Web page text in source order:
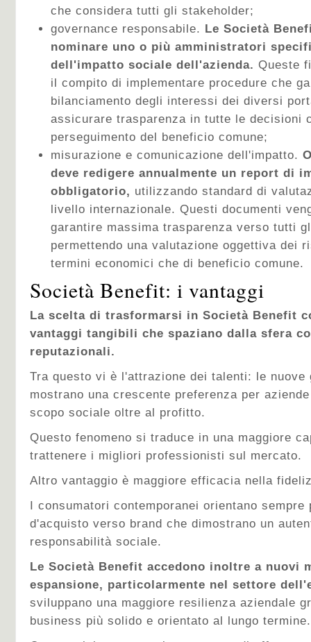
che considera tutti gli stakeholder;
governance responsabile. Le Società
nominare uno o più amministratori
dell'impatto sociale dell'azienda. Queste
il compito di implementare procedure che
bilanciamento degli interessi dei diversi
assicurare trasparenza in tutte le decisioni
perseguimento del beneficio comune;
misurazione e comunicazione dell'impatto.
deve redigere annualmente un report di
obbligatorio, utilizzando standard di
livello internazionale. Questi documenti
garantire massima trasparenza verso tutti
permettendo una valutazione oggettiva dei
termini economici che di beneficio comune.
Società Benefit: i vantaggi
La scelta di trasformarsi in Società Benefit
vantaggi tangibili che spaziano dalla sfera
reputazionali.
Tra questo vi è l'attrazione dei talenti: le
mostrano una crescente preferenza per
scopo sociale oltre al profitto.
Questo fenomeno si traduce in una maggiore
trattenere i migliori professionisti sul mercato.
Altro vantaggio è maggiore efficacia nella
I consumatori contemporanei orientano
d'acquisto verso brand che dimostrano un
responsabilità sociale.
Le Società Benefit accedono inoltre a nuovi
espansione, particolarmente nel settore
sviluppano una maggiore resilienza aziendale
business più solido e orientato al lungo